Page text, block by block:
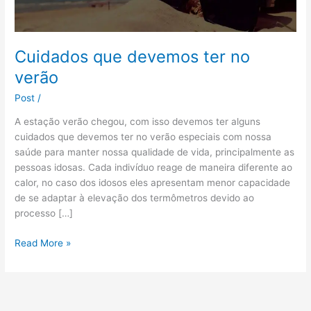
Cuidados que devemos ter no
verão
Post /
A estação verão chegou, com isso devemos ter alguns
cuidados que devemos ter no verão especiais com nossa
saúde para manter nossa qualidade de vida, principalmente as
pessoas idosas. Cada indivíduo reage de maneira diferente ao
calor, no caso dos idosos eles apresentam menor capacidade
de se adaptar à elevação dos termômetros devido ao
processo […]
no
Read More »